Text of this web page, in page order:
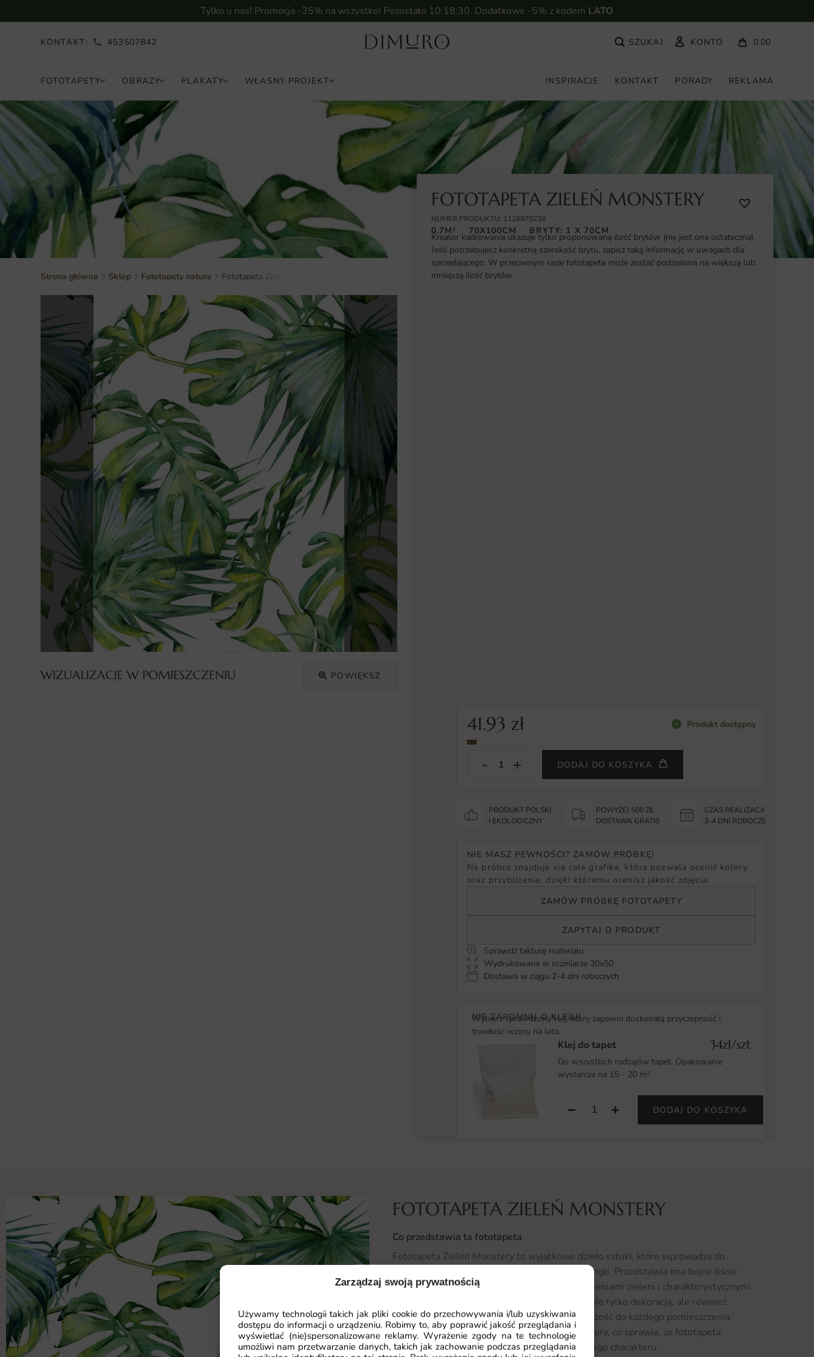
Zarządzaj swoją prywatnością
Używamy technologii takich jak pliki cookie do przechowywania i/lub uzyskiwania
dostępu do informacji o urządzeniu. Robimy to, aby poprawić jakość przeglądania i
wyświetlać (nie)spersonalizowane reklamy. Wyrażenie zgody na te technologie
umożliwi nam przetwarzanie danych, takich jak zachowanie podczas przeglądania
Tylko u nas! Promocja -35% na wszystko! Pozostało 10:18:28. Dodatkowe -5% z kodem LATO
KONTAKT: 453507842 KONTO 0.00
FOTOTAPETY OBRAZY PLAKATY WŁASNY PROJEKT INSPIRACJE KONTAKT PORADY REKLAMA
Strona główna Sklep Fototapety natura Fototapeta Zieleń Monstery
WIZUALIZACJE W POMIESZCZENIU POWIĘKSZ
FOTOTAPETA ZIELEŃ MONSTERY
NUMER PRODUKTU: 1126979238
0.7M² 70X100CM BRYTY: 1 X 70CM
Kreator kadrowania ukazuje tylko proponowaną ilość brytów (nie jest ona ostateczna).
Jeśli potrzebujesz konkretną szerokość brytu, zapisz taką informację w uwagach dla
sprzedającego. W przeciwnym razie fototapeta może zostać podzielona na większą lub
mniejszą ilość brytów.
41.93zł Produkt dostępny
DODAJ DO KOSZYKA
PRODUKT POLSKI
I EKOLOGICZNY
POWYŻEJ 500 ZŁ
DOSTAWA GRATIS
CZAS REALIZACJI
2-4 DNI ROBOCZE
NIE MASZ PEWNOŚCI? ZAMÓW PRÓBKĘ!
Na próbce znajduje się cała grafika, która pozwala ocenić kolory
oraz przybliżenie, dzięki któremu ocenisz jakość zdjęcia.
ZAMÓW PRÓBKĘ FOTOTAPETY
ZAPYTAJ O PRODUKT
Sprawdź fakturę materiału
Wydrukowana w rozmiarze 30x50
Dostawa w ciągu 2-4 dni roboczych
NIE ZAPOMNIJ O KLEJU!
Wybierz sprawdzony klej, który zapewni doskonałą przyczepność i
trwałość wzoru na lata.
Klej do tapet 34zł/szt
Do wszystkich rodzajów tapet. Opakowanie
wystarcza na 15 - 20 m².
− + DODAJ DO KOSZYKA
FOTOTAPETA ZIELEŃ MONSTERY
Co przedstawia ta fototapeta
Fototapeta Zieleń Monstery to wyjątkowe dzieło sztuki, które wprowadza do
wnętrza niepowtarzalny klimat tropikalnej dżungli. Przedstawia ona bujne liście
monstery, które zachwycają intensywnymi odcieniami zieleni i charakterystycznymi
szczelinami. Dzięki temu, fototapeta staje się nie tylko dekoracją, ale również
elementem, który wprowadza harmonię i świeżość do każdego pomieszczenia.
Monstera to roślina, która symbolizuje siłę natury, co sprawia, że fototapeta
przyciąga wzrok i nadaje przestrzeni wyjątkowego charakteru.